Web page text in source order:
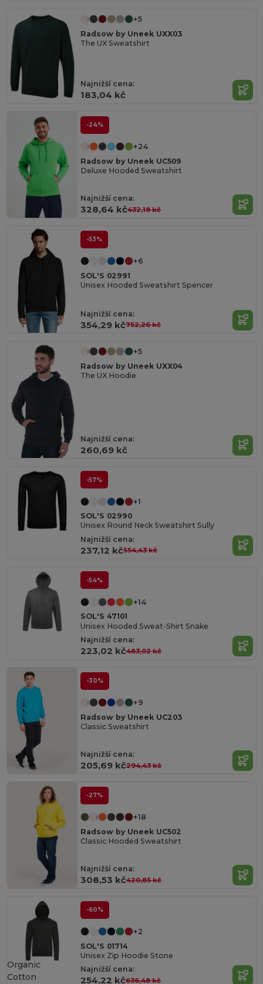
+5
Radsow by Uneek UXX03
The UX Sweatshirt
Najnižší cena:
183,04 kč
-24%
+24
Radsow by Uneek UC509
Deluxe Hooded Sweatshirt
Najnižší cena:
328,64 kč432,18 kč
-53%
+6
SOL'S 02991
Unisex Hooded Sweatshirt Spencer
Najnižší cena:
354,29 kč752,26 kč
+5
Radsow by Uneek UXX04
The UX Hoodie
Najnižší cena:
260,69 kč
-57%
+1
SOL'S 02990
Unisex Round Neck Sweatshirt Sully
Najnižší cena:
237,12 kč554,43 kč
-54%
+14
SOL'S 47101
Unisex Hooded Sweat-Shirt Snake
Najnižší cena:
223,02 kč483,02 kč
-30%
+9
Radsow by Uneek UC203
Classic Sweatshirt
Najnižší cena:
205,69 kč294,43 kč
-27%
+18
Radsow by Uneek UC502
Classic Hooded Sweatshirt
Najnižší cena:
308,53 kč420,85 kč
-60%
+2
SOL'S 01714
Unisex Zip Hoodie Stone
Najnižší cena:
254,22 kč636,48 kč
Organic
Cotton